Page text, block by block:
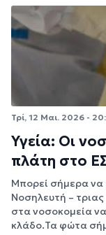
Τρί, 12 Μαι. 2026 -
Υγεία: Οι
πλάτη στο
Μπορεί σήμερα να
Νοσηλευτή – τριας
στα νοσοκομεία
κλάδο.Τα φώτα